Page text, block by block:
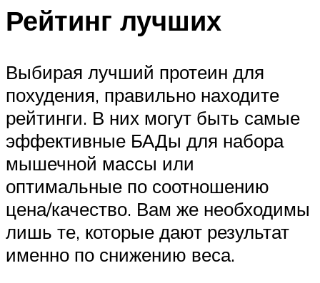
Рейтинг лучших
Выбирая лучший протеин для
похудения, правильно находите
рейтинги. В них могут быть самые
эффективные БАДы для набора
мышечной массы или
оптимальные по соотношению
цена/качество. Вам же необходимы
лишь те, которые дают результат
именно по снижению веса.